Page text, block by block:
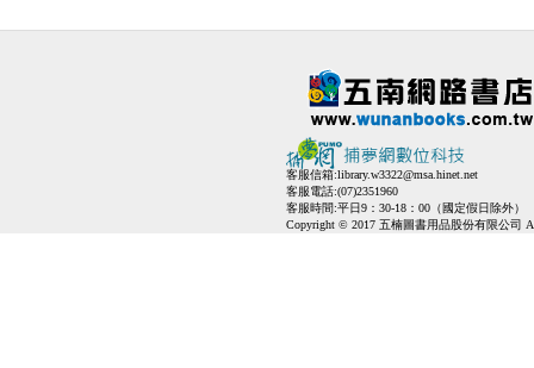
客服信箱:library.w3322@msa.hinet.net
客服電話:(07)2351960
客服時間:平日9：30-18：00（國定假日除外）
Copyright © 2017 五楠圖書用品股份有限公司